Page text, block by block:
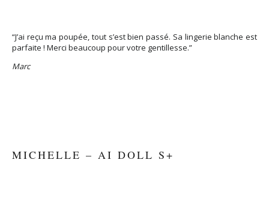
“J’ai reçu ma poupée, tout s’est bien passé. Sa lingerie blanche est
parfaite ! Merci beaucoup pour votre gentillesse.”
Marc
MICHELLE – AI DOLL S+